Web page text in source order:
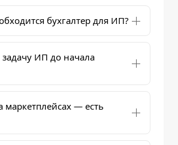
бухгалтер для ИП?
задачу ИП до начала
— есть